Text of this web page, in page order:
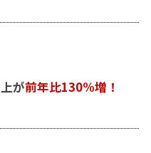
が前年比130%増！